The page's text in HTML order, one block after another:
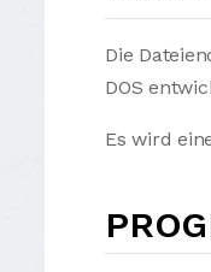
Die
DOS
Es wird